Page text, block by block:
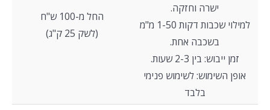
ישרה וחזקה.
למילוי שכבות דקות 1-50 מ"מ
בשכבה אחת.
זמן ייבוש: בין 2-3 שעות.
אופן השימוש: לשימוש פנימי
בלבד
החל מ-100 ש"ח
(לשק 25 ק"ג)